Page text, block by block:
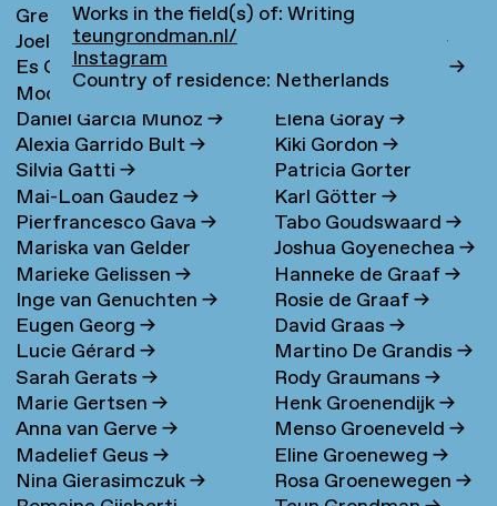
Greta Ona Galiauskaite→
Joel Galvez→
Es Gandrup→
Moonsick Gang→
Daniel García Muñoz→
Alexia Garrido Bult→
Silvia Gatti→
Mai-Loan Gaudez→
Pierfrancesco Gava→
Mariska van Gelder
Marieke Gelissen→
Inge van Genuchten→
Eugen Georg→
Lucie Gérard→
Sarah Gerats→
Marie Gertsen→
Anna van Gerve→
Madelief Geus→
Nina Gierasimczuk→
Maria Gondek
→
Sanne van de Goor→
Andrea Goralsky
Elena Goray→
Kiki Gordon→
Patricia Gorter
Karl Götter→
Tabo Goudswaard→
Joshua Goyenechea→
Hanneke de Graaf→
Rosie de Graaf→
David Graas→
Martino De Grandis→
Rody Graumans→
Henk Groenendijk→
Menso Groeneveld→
Eline Groeneweg→
Rosa Groenewegen→
Works in the field(s) of: Writing
teungrondman.nl/
Instagram
Country of residence: Netherlands